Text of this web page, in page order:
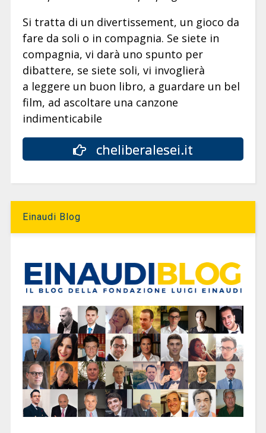
Si tratta di un divertissement, un gioco da
fare da soli o in compagnia. Se siete in
compagnia, vi darà uno spunto per
dibattere, se siete soli, vi invoglierà
a leggere un buon libro, a guardare un bel
film, ad ascoltare una canzone
indimenticabile
cheliberalesei.it
Einaudi Blog